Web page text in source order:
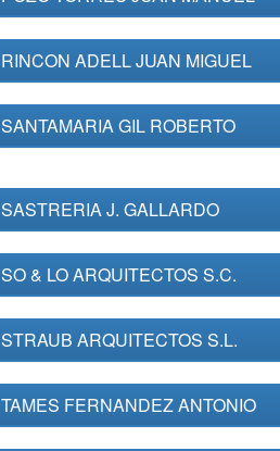
RINCON ADELL JUAN MIGUEL
SANTAMARIA GIL ROBERTO
SASTRERIA J. GALLARDO
SO & LO ARQUITECTOS S.C.
STRAUB ARQUITECTOS S.L.
TAMES FERNANDEZ ANTONIO